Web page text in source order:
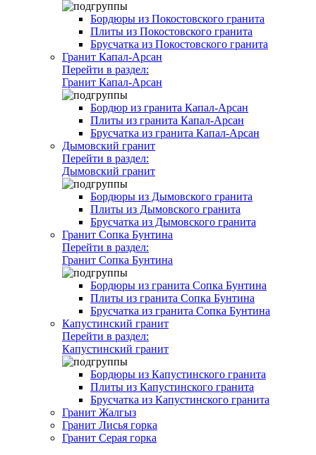
Бордюры из Покостовского гранита
Плиты из Покостовского гранита
Брусчатка из Покостовского гранита
Гранит Капал-Арсан
Перейти в раздел:
Гранит Капал-Арсан
Бордюр из гранита Капал-Арсан
Плиты из гранита Капал-Арсан
Брусчатка из гранита Капал-Арсан
Дымовский гранит
Перейти в раздел:
Дымовский гранит
Бордюры из Дымовского гранита
Плиты из Дымовского гранита
Брусчатка из Дымовского гранита
Гранит Сопка Бунтина
Перейти в раздел:
Гранит Сопка Бунтина
Бордюры из гранита Сопка Бунтина
Плиты из гранита Сопка Бунтина
Брусчатка из гранита Сопка Бунтина
Капустинский гранит
Перейти в раздел:
Капустинский гранит
Бордюры из Капустинского гранита
Плиты из Капустинского гранита
Брусчатка из Капустинского гранита
Гранит Жалгыз
Гранит Лисья горка
Гранит Серая горка